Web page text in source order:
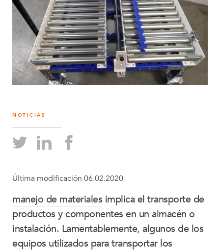
NOTICIAS
Última modificación 06.02.2020
manejo de materiales implica el transporte de
productos y componentes en un almacén o
instalación. Lamentablemente, algunos de los
equipos utilizados para transportar los